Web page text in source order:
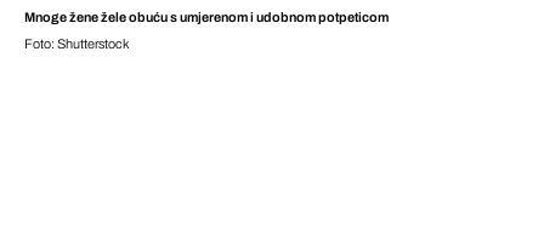
Mnoge žene žele obuću s umjerenom i udobnom potpeticom
Foto: Shutterstock